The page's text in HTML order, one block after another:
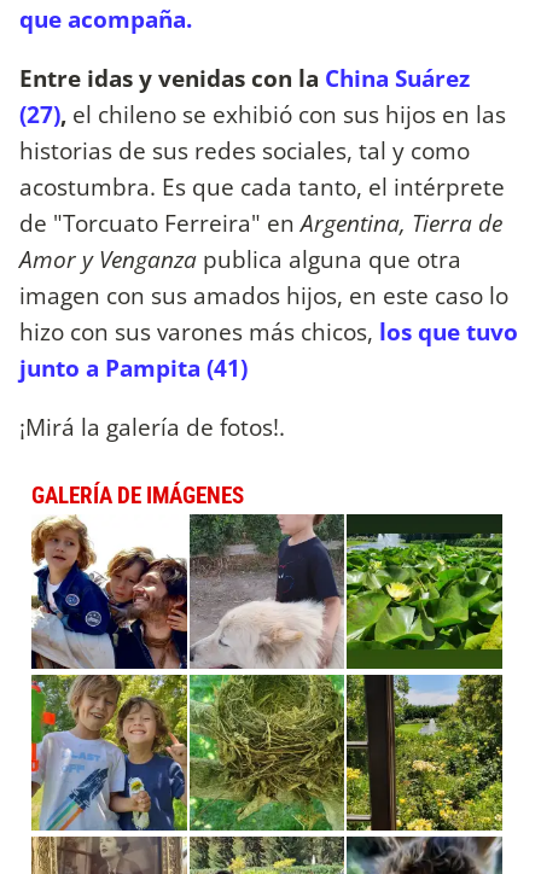
que acompaña.
Entre idas y venidas con la China Suárez
(27), el chileno se exhibió con sus hijos en las
historias de sus redes sociales, tal y como
acostumbra. Es que cada tanto, el intérprete
de "Torcuato Ferreira" enArgentina, Tierra de
Amor y Venganza publica alguna que otra
imagen con sus amados hijos, en este caso lo
hizo con sus varones más chicos, los que tuvo
junto a Pampita (41)
¡Mirá la galería de fotos!.
GALERÍA DE IMÁGENES